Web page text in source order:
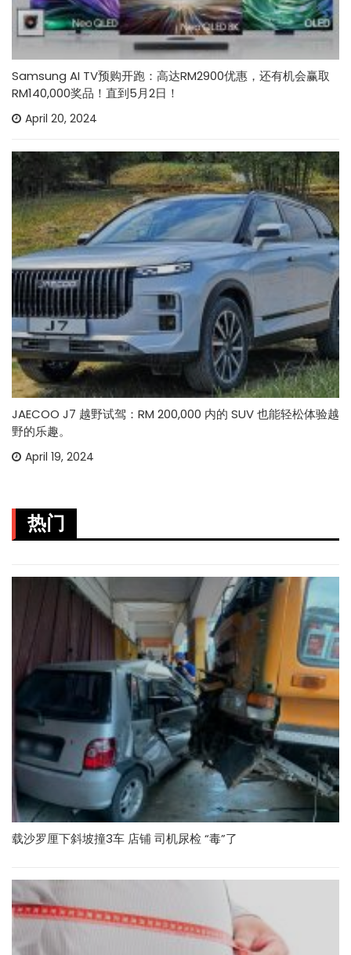
Samsung AI TV预购开跑：高达RM2900优惠，还有机会赢取
RM140,000奖品！直到5月2日！
April 20, 2024
JAECOO J7 越野试驾：RM 200,000 内的 SUV 也能轻松体验越
野的乐趣。
April 19, 2024
热门
载沙罗厘下斜坡撞3车 店铺 司机尿检 “毒”了